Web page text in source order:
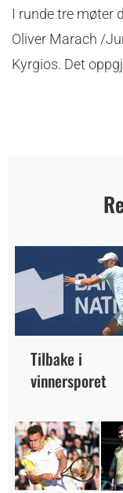
I runde tre møter
Oliver Marach /
Kyrgios. Det
Tilbake i
vinnersporet